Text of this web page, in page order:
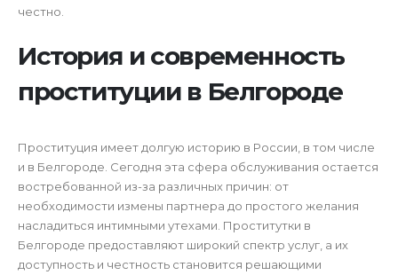
честно.
История и современность
проституции в Белгороде
Проституция имеет долгую историю в России, в том числе
и в Белгороде. Сегодня эта сфера обслуживания остается
востребованной из-за различных причин: от
необходимости измены партнера до простого желания
насладиться интимными утехами. Проститутки в
Белгороде предоставляют широкий спектр услуг, а их
доступность и честность становится решающими